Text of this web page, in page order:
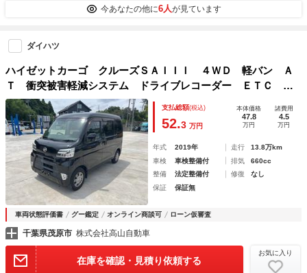
今あなたの他に6人が見ています
ダイハツ
ハイゼットカーゴ クルーズＳＡＩＩＩ ４ＷＤ 軽バン Ａ
Ｔ 衝突被害軽減システム ドライブレコーダー ＥＴＣ ナ
ビ ＴＶ バックカメラ キーレスエントリー アイドリング
ストップ 電動格納ミラー オートマチックハイビーム アル
ミホイール
支払総額(税込)
52.3 万円
本体価格
47.8
万円
諸費用
4.5
万円
年式 2019年 走行
13.8万km
車検
車検整備付 排気
660cc
整備
法定整備付 修復
なし
保証
保証無
車両状態評価書 グー鑑定 オンライン商談可 ローン仮審査
千葉県茂原市 株式会社高山自動車
在庫を確認・見積り依頼する
お気に入り